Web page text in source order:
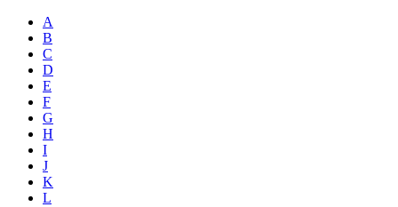
A
B
C
D
E
F
G
H
I
J
K
L